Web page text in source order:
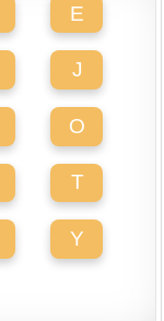
E
J
O
T
Y